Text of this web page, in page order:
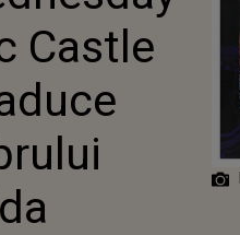
NETFLIX ADUCE
MISTERUL CELEBRULUI
SERIAL LA BONȚIDA
Castle